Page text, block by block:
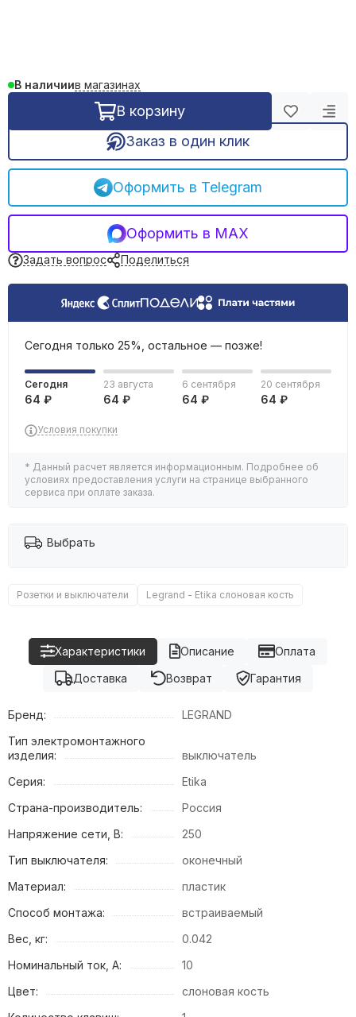
Стяжки нейлоновые, хомуты
Силовые разъемы
Устройства подачи команд и сигналов
Удлинители, тройники, сетевые фильтры
Штекеры, переходники
Звонки дверные
Кипятильники
В наличии в магазинах
В корзину
Оформить в Telegram
Оформить в MAX
Заказ в один клик
Задать вопрос Поделиться
Сегодня только 25%, остальное — позже!
Сегодня
64 ₽
23 августа
64 ₽
6 сентября
64 ₽
20 сентября
64 ₽
Условия покупки
* Данный расчет является информационным. Подробнее об
условиях предоставления услуги на странице выбранного
сервиса при оплате заказа.
Выбрать
Розетки и выключатели Legrand - Etika слоновая кость
Описание
Характеристики
Оплата
Доставка
Возврат Гарантия
Бренд:
LEGRAND
Тип электромонтажного
изделия:
выключатель
Серия:
Etika
Страна-производитель:
Россия
Напряжение сети, В:
250
Тип выключателя:
оконечный
Материал:
пластик
Способ монтажа:
встраиваемый
Вес, кг:
0.042
Номинальный ток, А:
10
Цвет:
слоновая кость